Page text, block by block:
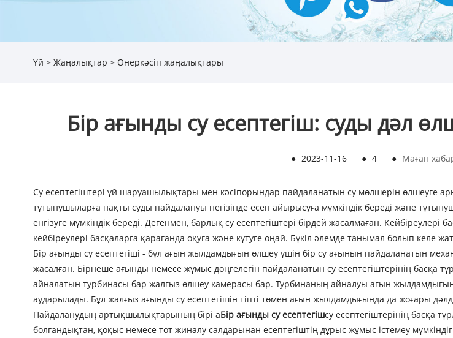
Үй > Жаңалықтар > Өнеркәсіп жаңалықтары
Бір ағынды су есептегіш: суды дәл
● 2023-11-16 ● 4 ● Маған
Су есептегіштері үй шаруашылықтары мен кәсіпорындар пайдаланатын су мөлшерін өлшеуге
тұтынушыларға нақты суды пайдалануы негізінде есеп айырысуға мүмкіндік береді және
енгізуге мүмкіндік береді. Дегенмен, барлық су есептегіштері бірдей жасалмаған. Кейбіреулері
кейбіреулері басқаларға қарағанда оқуға және күтуге оңай. Бүкіл әлемде танымал болып келе
Бір ағынды су есептегіші - бұл ағын жылдамдығын өлшеу үшін бір су ағынын пайдаланатын
жасалған. Бірнеше ағынды немесе жұмыс дөңгелегін пайдаланатын су есептегіштерінің басқа
айналатын турбинасы бар жалғыз өлшеу камерасы бар. Турбинаның айналуы ағын
аударылады. Бұл жалғыз ағынды су есептегішін тіпті төмен ағын жылдамдығында да жоғары
Пайдаланудың артықшылықтарының бірі аБір ағынды су есептегішсу есептегіштерінің басқа
болғандықтан, қоқыс немесе тот жиналу салдарынан есептегіштің дұрыс жұмыс істемеу